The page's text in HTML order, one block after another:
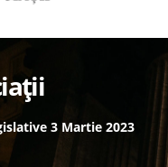
3 Martie 2023